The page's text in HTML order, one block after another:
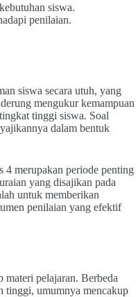
siswa.
penilaian.
siswa secara utuh, yang
mengukur kemampuan
tinggi siswa. Soal
dalam bentuk
4 merupakan periode penting
yang disajikan pada
untuk memberikan
penilaian yang efektif
materi pelajaran. Berbeda
tinggi, umumnya mencakup